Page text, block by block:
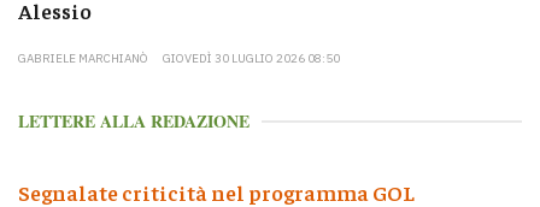
Alessio
GABRIELE MARCHIANÒ GIOVEDÌ 30 LUGLIO 2026 08:50
LETTERE ALLA REDAZIONE
Segnalate criticità nel programma GOL